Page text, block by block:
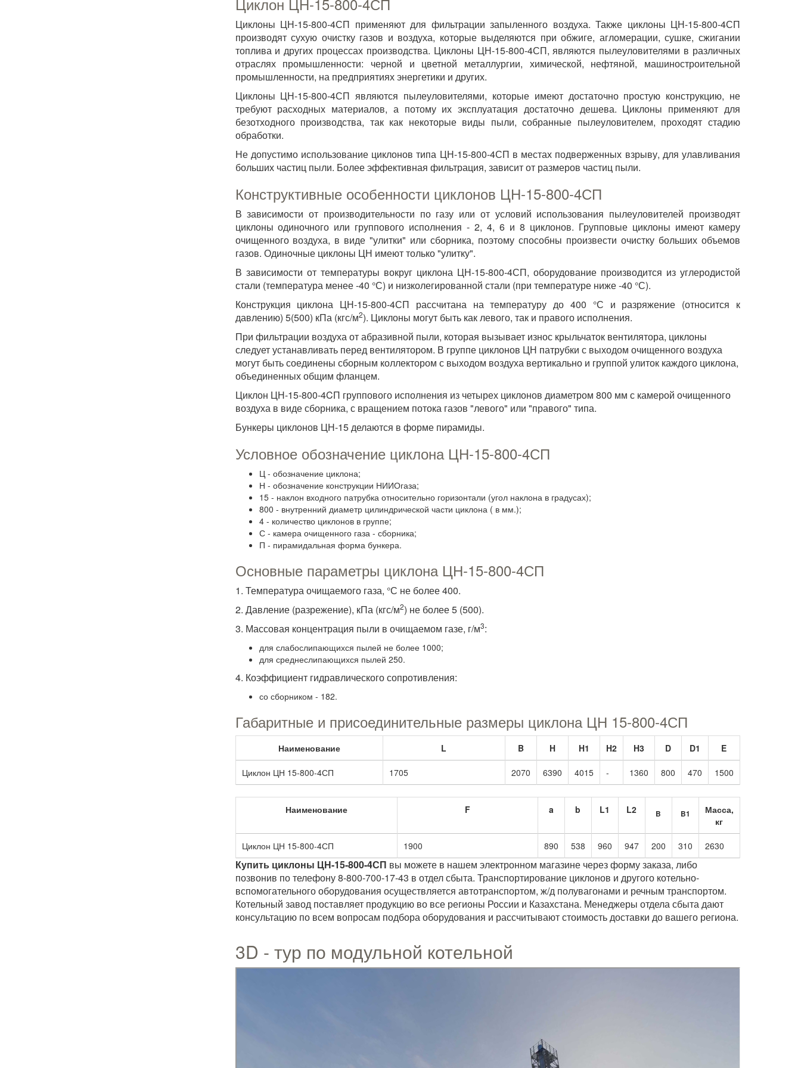
Циклоны ЦН-15-800-4СП применяют для фильтрации запыленного воздуха. Также циклоны ЦН-15-800-4СП
производят сухую очистку газов и воздуха, которые выделяются при обжиге, агломерации, сушке, сжигании
топлива и других процессах производства. Циклоны ЦН-15-800-4СП, являются пылеуловителями в различных
отраслях промышленности: черной и цветной металлургии, химической, нефтяной, машиностроительной
промышленности, на предприятиях энергетики и других.
Циклоны ЦН-15-800-4СП являются пылеуловителями, которые имеют достаточно простую конструкцию, не
требуют расходных материалов, а потому их эксплуатация достаточно дешева. Циклоны применяют для
безотходного производства, так как некоторые виды пыли, собранные пылеуловителем, проходят стадию
обработки.
Не допустимо использование циклонов типа ЦН-15-800-4СП в местах подверженных взрыву, для улавливания
больших частиц пыли. Более эффективная фильтрация, зависит от размеров частиц пыли.
Конструктивные особенности циклонов ЦН-15-800-4СП
В зависимости от производительности по газу или от условий использования пылеуловителей производят
циклоны одиночного или группового исполнения - 2, 4, 6 и 8 циклонов. Групповые циклоны имеют камеру
очищенного воздуха, в виде "улитки" или сборника, поэтому способны произвести очистку больших объемов
газов. Одиночные циклоны ЦН имеют только "улитку".
В зависимости от температуры вокруг циклона ЦН-15-800-4СП, оборудование производится из углеродистой
стали (температура менее -40 °С) и низколегированной стали (при температуре ниже -40 °С).
Конструкция циклона ЦН-15-800-4СП рассчитана на температуру до 400 °С и разряжение (относится к
давлению) 5(500) кПа (кгс/м2). Циклоны могут быть как левого, так и правого исполнения.
При фильтрации воздуха от абразивной пыли, которая вызывает износ крыльчаток вентилятора, циклоны
следует устанавливать перед вентилятором. В группе циклонов ЦН патрубки с выходом очищенного воздуха
могут быть соединены сборным коллектором с выходом воздуха вертикально и группой улиток каждого циклона,
объединенных общим фланцем.
Циклон ЦН-15-800-4CП группового исполнения из четырех циклонов диаметром 800 мм с камерой очищенного
воздуха в виде сборника, с вращением потока газов "левого" или "правого" типа.
Бункеры циклонов ЦН-15 делаются в форме пирамиды.
Условное обозначение циклона ЦН-15-800-4СП
Ц - обозначение циклона;
Н - обозначение конструкции НИИОгаза;
15 - наклон входного патрубка относительно горизонтали (угол наклона в градусах);
800 - внутренний диаметр цилиндрической части циклона ( в мм.);
4 - количество циклонов в группе;
С - камера очищенного газа - сборника;
П - пирамидальная форма бункера.
Основные параметры циклона ЦН-15-800-4СП
1. Температура очищаемого газа, °С не более 400.
2. Давление (разрежение), кПа (кгс/м2) не более 5 (500).
3. Массовая концентрация пыли в очищаемом газе, г/м3:
для слабослипающихся пылей не более 1000;
для среднеслипающихся пылей 250.
4. Коэффициент гидравлического сопротивления:
со сборником - 182.
Габаритные и присоединительные размеры циклона ЦН 15-800-4СП
Наименование L B H H1 H2 H3 D D1 E
Циклон ЦН 15-800-4СП 1705 2070 6390 4015 - 1360 800 470 1500
Наименование F a b L1 L2 B B1
Масса,
кг
Циклон ЦН 15-800-4СП 1900 890 538 960 947 200 310 2630
Купить циклоны ЦН-15-800-4СП вы можете в нашем электронном магазине через форму заказа, либо
позвонив по телефону 8-800-700-17-43 в отдел сбыта. Транспортирование циклонов и другого котельно-
вспомогательного оборудования осуществляется автотранспортом, ж/д полувагонами и речным транспортом.
Котельный завод поставляет продукцию во все регионы России и Казахстана. Менеджеры отдела сбыта дают
консультацию по всем вопросам подбора оборудования и рассчитывают стоимость доставки до вашего региона.
3D - тур по модульной котельной